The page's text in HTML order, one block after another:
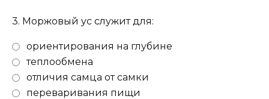
3. Моржовый ус служит для:
ориентирования на глубине
теплообмена
отличия самца от самки
переваривания пищи